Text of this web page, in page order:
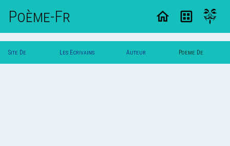
Poème-Fr
Site De Les Ecrivains Auteur Poeme De